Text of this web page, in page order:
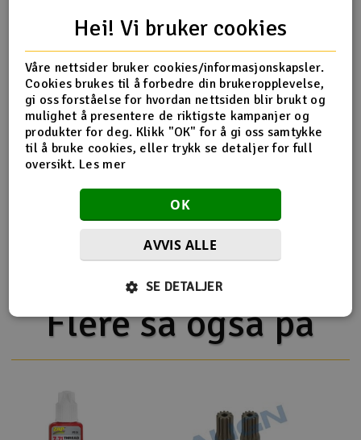
Raketter
Smarthjem, lek & hobby
Solenergi
Sparkesykler & elkjøretøy
Gavekort
Produktinformasjon
H60167T Motor Pinion Gear 11T
Motor pinion gear 11T x 2
Modulus:0.7
Shaft diamater:F5mm
Weight:2.6g/pc
Flere detaljer
Produktet er
Reservedeler Align T-Rex 600
Flere så også på
Hei! Vi bruker cookies
Våre nettsider bruker cookies/informasjonskapsler.
Cookies brukes til å forbedre din brukeropplevelse,
gi oss forståelse for hvordan nettsiden blir brukt og
mulighet å presentere de riktigste kampanjer og
produkter for deg. Klikk "OK" for å gi oss samtykke
til å bruke cookies, eller trykk se detaljer for full
oversikt. Les mer
OK
AVVIS ALLE
SE DETALJER